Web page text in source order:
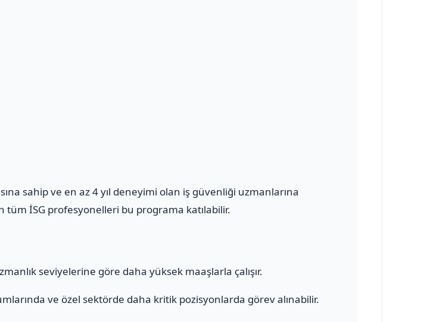
sahip ve en az 4 yıl deneyimi olan iş güvenliği uzmanlarına
tüm İSG profesyonelleri bu programa katılabilir.
seviyelerine göre daha yüksek maaşlarla çalışır.
ve özel sektörde daha kritik pozisyonlarda görev alınabilir.